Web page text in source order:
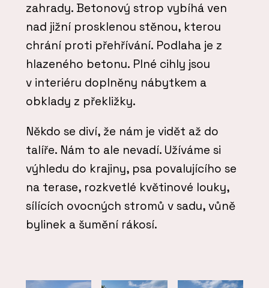
zahrady. Betonový strop vybíhá ven
nad jižní prosklenou stěnou, kterou
chrání proti přehřívání. Podlaha je z
hlazeného betonu. Plné cihly jsou
v interiéru doplněny nábytkem a
obklady z překližky.
Někdo se diví, že nám je vidět až do
talíře. Nám to ale nevadí. Užíváme si
výhledu do krajiny, psa povalujícího se
na terase, rozkvetlé květinové louky,
sílících ovocných stromů v sadu, vůně
bylinek a šumění rákosí.